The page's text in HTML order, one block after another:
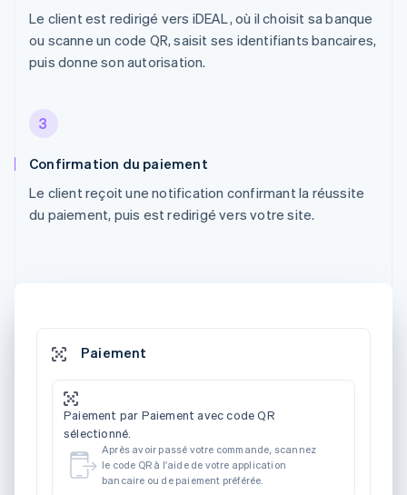
Le client est redirigé vers iDEAL, où il choisit sa banque
ou scanne un code QR, saisit ses identifiants bancaires,
puis donne son autorisation.
3
Confirmation du paiement
Le client reçoit une notification confirmant la réussite
du paiement, puis est redirigé vers votre site.
Paiement
Paiement par Paiement avec code QR
sélectionné.
Après avoir passé votre commande, scannez
le code QR à l'aide de votre application
bancaire ou de paiement préférée.